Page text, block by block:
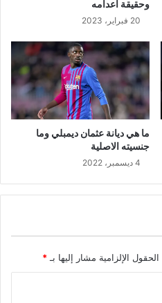
وحقيقة اعدامه
20 فبراير، 2023
ما هي ديانة عثمان ديمبلي وما
جنسيته الاصلية
4 ديسمبر، 2022
الحقول الإلزامية مشار إليها بـ *